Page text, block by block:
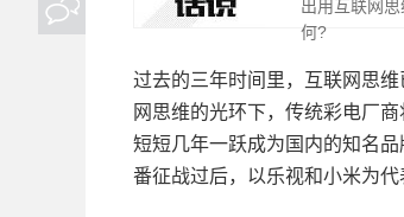
出用互联网
何?
过去的三年时间里，互联网思
网思维的光环下，传统彩电厂
短短几年一跃成为国内的知名
番征战过后，以乐视和小米为